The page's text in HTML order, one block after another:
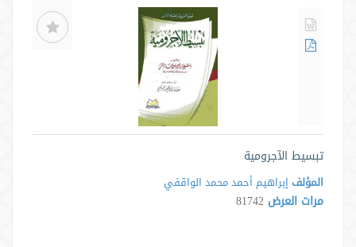
تبسيط الآجرومية
المؤلف إبراهيم أحمد محمد الواقفي
مرات العرض 81742